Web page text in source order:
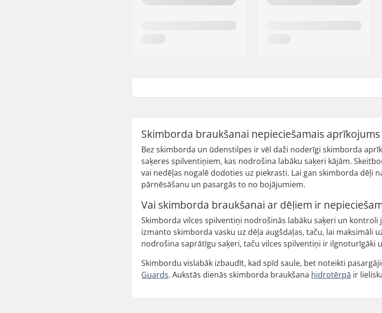
Skimborda braukšanai nepieciešamais aprīkojums
Bez skimborda un ūdenstilpes ir vēl daži noderīgi skimborda
saķeres spilventiņiem, kas nodrošina labāku saķeri kājām.
vai nedēļas nogalē dodoties uz piekrasti. Lai gan skimborda dēļi
pārnēsāšanu un pasargās to no bojājumiem.
Vai skimborda braukšanai ar dēļiem ir
Skimborda vilces spilventiņi nodrošinās labāku saķeri un
izmanto skimborda vasku uz dēļa augšdaļas, taču, lai maksimāli
nodrošina saprātīgu saķeri, taču vilces spilventiņi ir ilgnoturīgāki
Skimbordu vislabāk izbaudīt, kad spīd saule, bet noteikti
Guards. Aukstās dienās skimborda braukšana hidrotērpā ir